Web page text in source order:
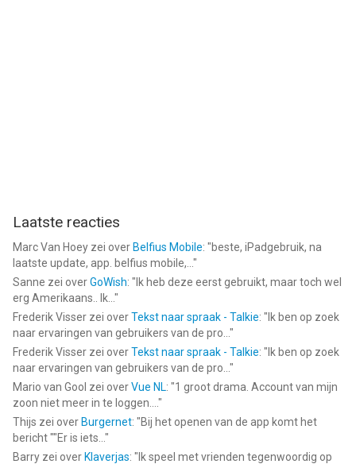
Laatste reacties
Marc Van Hoey zei over Belfius Mobile: "beste, iPadgebruik, na
laatste update, app. belfius mobile,... "
Sanne zei overGoWish: " Ik heb deze eerst gebruikt, maar toch wel
erg Amerikaans.. Ik... "
Frederik Visser zei overTekst naar spraak - Talkie: " Ik ben op zoek
naar ervaringen van gebruikers van de pro... "
Frederik Visser zei overTekst naar spraak - Talkie: " Ik ben op zoek
naar ervaringen van gebruikers van de pro... "
Mario van Gool zei overVue NL: "1 groot drama. Account van mijn
zoon niet meer in te loggen.... "
Thijs zei over Burgernet: "Bij het openen van de app komt het
bericht ""Er is iets... "
Barry zei over Klaverjas: " Ik speel met vrienden tegenwoordig op